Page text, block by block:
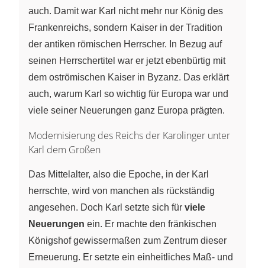
auch. Damit war Karl nicht mehr nur König des
Frankenreichs, sondern Kaiser in der Tradition
der antiken römischen Herrscher. In Bezug auf
seinen Herrschertitel war er jetzt ebenbürtig mit
dem oströmischen Kaiser in Byzanz. Das erklärt
auch, warum Karl so wichtig für Europa war und
viele seiner Neuerungen ganz Europa prägten.
Modernisierung des Reichs der Karolinger unter
Karl dem Großen
Das Mittelalter, also die Epoche, in der Karl
herrschte, wird von manchen als rückständig
angesehen. Doch Karl setzte sich für viele
Neuerungen ein. Er machte den fränkischen
Königshof gewissermaßen zum Zentrum dieser
Erneuerung. Er setzte ein einheitliches Maß- und